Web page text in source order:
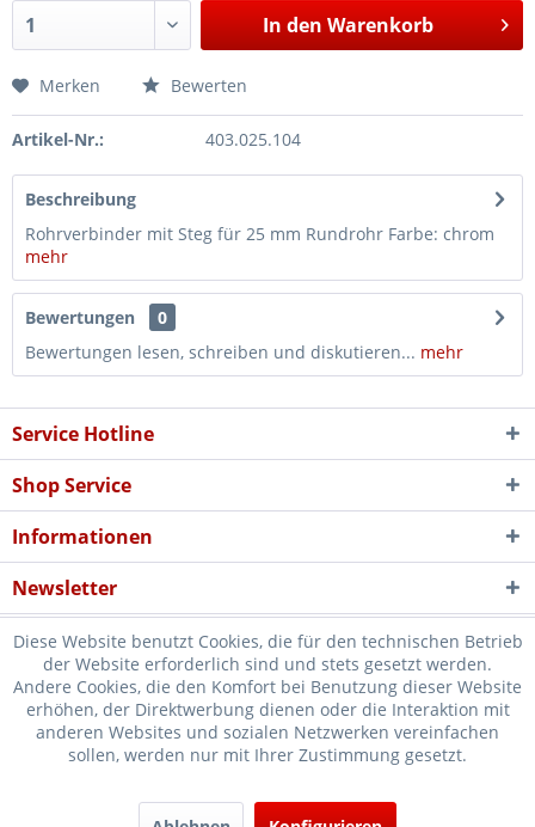
In den Warenkorb
Merken Bewerten
Artikel-Nr.: 403.025.104
Beschreibung
Rohrverbinder mit Steg für 25 mm Rundrohr Farbe: chrom
mehr
Bewertungen
0
Bewertungen lesen, schreiben und diskutieren... mehr
Service Hotline
Shop Service
Informationen
Newsletter
* Verkauf nur an Unternehmer, Gewerbetreibende, Freiberufler und
öffentliche Institutionen, daher verstehen sich alle Preise zzgl.
nicht anders beschrieben
Diese Website benutzt Cookies, die für den technischen Betrieb
der Website erforderlich sind und stets gesetzt werden.
Andere Cookies, die den Komfort bei Benutzung dieser Website
erhöhen, der Direktwerbung dienen oder die Interaktion mit
anderen Websites und sozialen Netzwerken vereinfachen
sollen, werden nur mit Ihrer Zustimmung gesetzt.